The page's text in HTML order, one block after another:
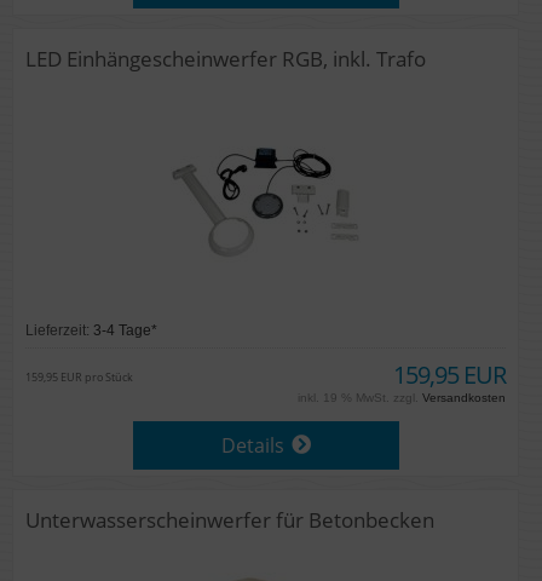
LED Einhängescheinwerfer RGB, inkl. Trafo
Lieferzeit: 3-4 Tage*
159,95 EUR
159,95 EUR pro Stück
inkl. 19 % MwSt. zzgl.Versandkosten
Details
Unterwasserscheinwerfer für Betonbecken